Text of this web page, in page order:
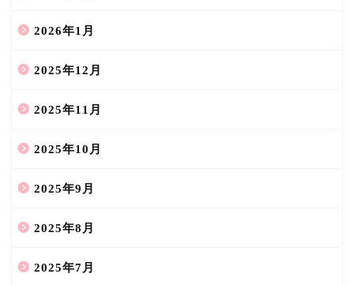
2026年1月
2025年12月
2025年11月
2025年10月
2025年9月
2025年8月
2025年7月